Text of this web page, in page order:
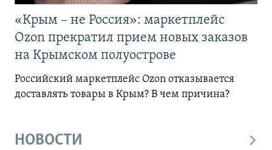
«Крым – не Россия»: маркетплейс
Ozon прекратил прием новых заказов
на Крымском полуострове
Российский маркетплейс Ozon отказывается
доставлять товары в Крым? В чем причина?
НОВОСТИ